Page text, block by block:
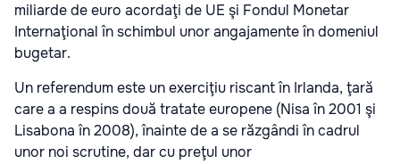
miliarde de euro acordaţi de UE şi Fondul Monetar
Internaţional în schimbul unor angajamente în domeniul
bugetar.
Un referendum este un exerciţiu riscant în Irlanda, ţară
care a a respins două tratate europene (Nisa în 2001 şi
Lisabona în 2008), înainte de a se răzgândi în cadrul
unor noi scrutine, dar cu preţul unor